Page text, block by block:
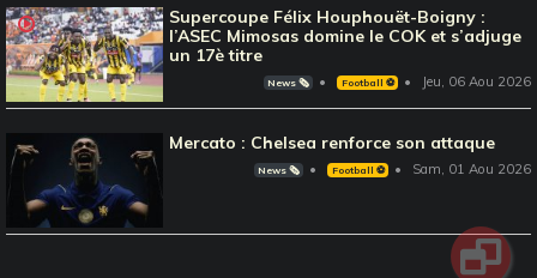
Supercoupe Félix Houphouët-Boigny :
l’ASEC Mimosas domine le COK et s’adjuge
un 17è titre
News 🗞️ Football ⚽️ Jeu, 06 Aou 2026
Mercato : Chelsea renforce son attaque
News 🗞️ Football ⚽️ Sam, 01 Aou 2026